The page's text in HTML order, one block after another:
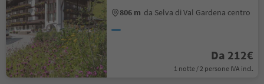
806 m da Selva di Val Gardena centro
Da 212€
1 notte / 2 persone IVA incl.